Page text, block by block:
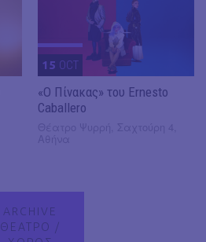
15 OCT
«Ο Πίνακας» του Ernesto
Caballero
ARCHIVE
ΘΕΑΤΡΟ /